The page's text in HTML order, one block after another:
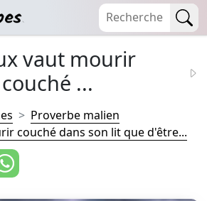
vaut mourir
couché ...
Proverbe malien
couché dans son lit que d'être...